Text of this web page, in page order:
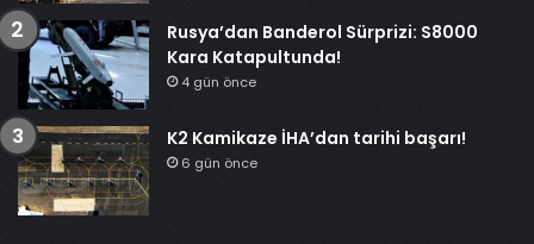
Rusya’dan Banderol Sürprizi: S8000
Kara Katapultunda!
4 gün önce
K2 Kamikaze İHA’dan tarihi başarı!
6 gün önce